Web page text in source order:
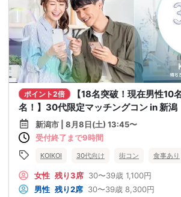
ポイント2倍
【18名突破！現在男性10
名！】30代限定マッチングコン in 新潟
新潟市 | 8月8日(土) 13:45〜
受付終了まで9時間
KOIKOI 30代向け 街コン 食事あり
女性 残り3席 30〜39歳 1,100円
男性 残り2席 30〜39歳 8,300円